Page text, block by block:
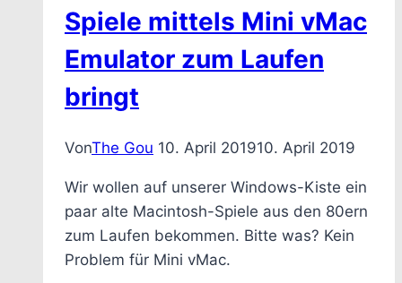
Spiele mittels Mini vMac
Emulator zum Laufen
bringt
VonThe Gou 10. April 201910. April 2019
Wir wollen auf unserer Windows-Kiste ein
paar alte Macintosh-Spiele aus den 80ern
zum Laufen bekommen. Bitte was? Kein
Problem für Mini vMac.